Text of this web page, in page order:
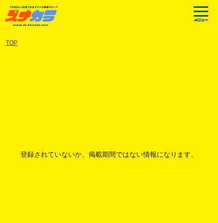
TOP
登録されていないか、掲載期間ではない情報になります。